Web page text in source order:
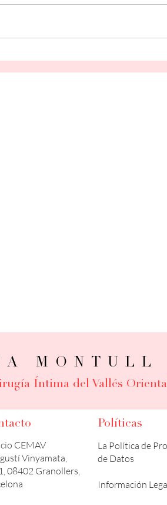
MONTULL
Íntima del Vallés
CEMAV
Vinyamata,
08402 Granollers,
Políticas
La Política de
de Datos
Información